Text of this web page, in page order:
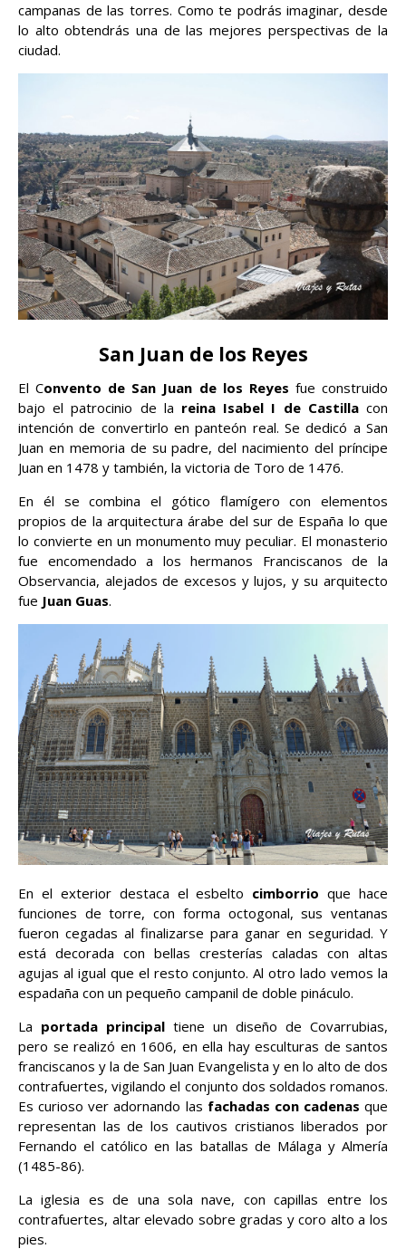
campanas de las torres. Como te podrás imaginar, desde
lo alto obtendrás una de las mejores perspectivas de la
ciudad.
San Juan de los Reyes
El Convento de San Juan de los Reyes fue construido
bajo el patrocinio de la reina Isabel I de Castillacon
intención de convertirlo en panteón real. Se dedicó a San
Juan en memoria de su padre, del nacimiento del príncipe
Juan en 1478 y también, la victoria de Toro de 1476.
En él se combina el gótico flamígero con elementos
propios de la arquitectura árabe del sur de España lo que
lo convierte en un monumento muy peculiar. El monasterio
fue encomendado a los hermanos Franciscanos de la
Observancia, alejados de excesos y lujos, y su arquitecto
fue Juan Guas.
En el exterior destaca el esbelto cimborrio que hace
funciones de torre, con forma octogonal, sus ventanas
fueron cegadas al finalizarse para ganar en seguridad. Y
está decorada con bellas cresterías caladas con altas
agujas al igual que el resto conjunto. Al otro lado vemos la
espadaña con un pequeño campanil de doble pináculo.
La portada principal tiene un diseño de Covarrubias,
pero se realizó en 1606, en ella hay esculturas de santos
franciscanos y la de San Juan Evangelista y en lo alto de dos
contrafuertes, vigilando el conjunto dos soldados romanos.
Es curioso ver adornando las fachadas con cadenas que
representan las de los cautivos cristianos liberados por
Fernando el católico en las batallas de Málaga y Almería
(1485-86).
La iglesia es de una sola nave, con capillas entre los
contrafuertes, altar elevado sobre gradas y coro alto a los
pies.